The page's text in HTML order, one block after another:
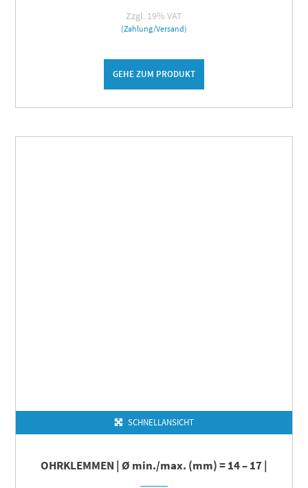
Zzgl. 19% VAT
(Zahlung/Versand)
GEHE ZUM PRODUKT
SCHNELLANSICHT
OHRKLEMMEN | Ø min./max. (mm) = 14 – 17 |